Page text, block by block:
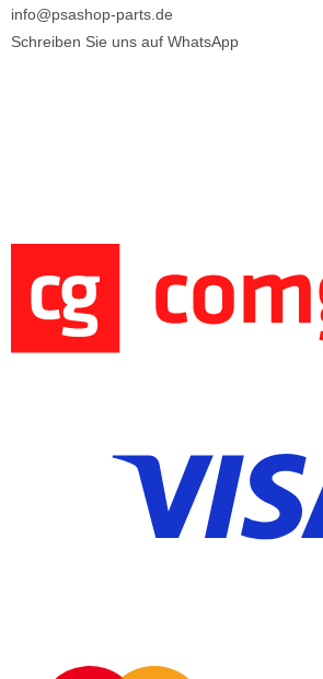
info@psashop-parts.de
Schreiben Sie uns auf WhatsApp